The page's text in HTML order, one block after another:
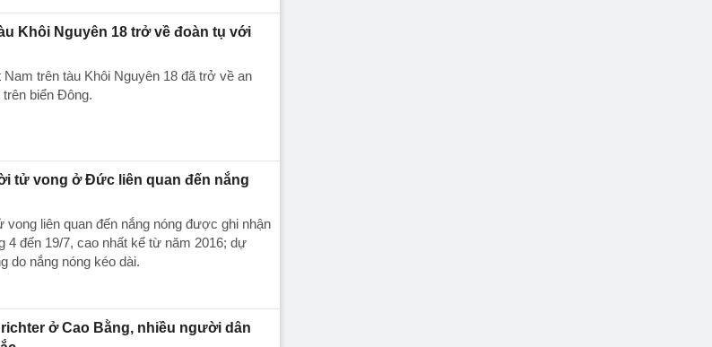
Khôi Nguyên 18 trở về đoàn tụ với
Nam trên tàu Khôi Nguyên 18 đã trở về an
biển Đông.
tử vong ở Đức liên quan đến nắng
vong liên quan đến nắng nóng được ghi nhận
đến 19/7, cao nhất kể từ năm 2016; dự
do nắng nóng kéo dài.
ở Cao Bằng, nhiều người dân